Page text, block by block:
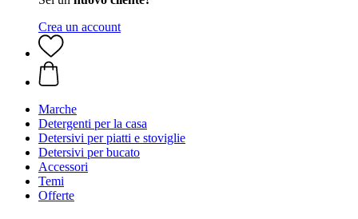
Crea un account
Marche
Detergenti per la casa
Detersivi per piatti e stoviglie
Detersivi per bucato
Accessori
Temi
Offerte